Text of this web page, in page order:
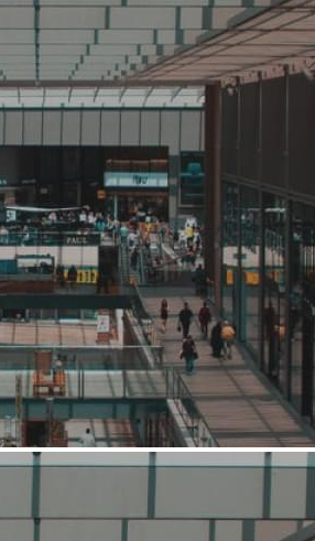
центр, ориентированный на детскую
профориентацию. Это культовое
в Санкт-Петербурге и Ростове-на-
«КидБург» открылся и в Москве.
модель реального мира для детей от
ритейлера
ТС
сети
КидБург